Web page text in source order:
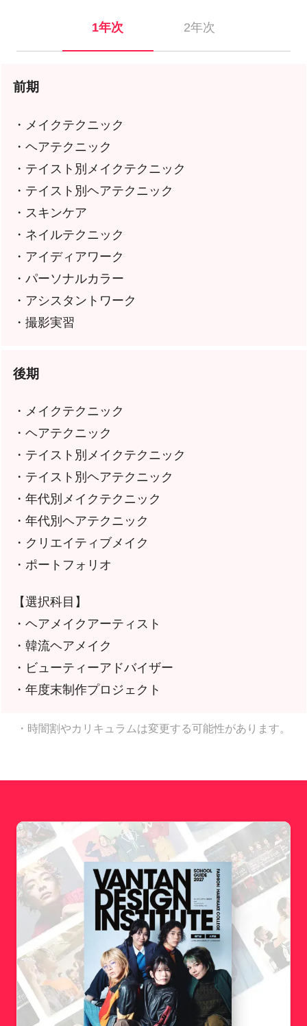
1年次 2年次
前期
・メイクテクニック
・ヘアテクニック
・テイスト別メイクテクニック
・テイスト別ヘアテクニック
・スキンケア
・ネイルテクニック
・アイディアワーク
・パーソナルカラー
・アシスタントワーク
・撮影実習
後期
・メイクテクニック
・ヘアテクニック
・テイスト別メイクテクニック
・テイスト別ヘアテクニック
・年代別メイクテクニック
・年代別ヘアテクニック
・クリエイティブメイク
・ポートフォリオ
【選択科目】
・ヘアメイクアーティスト
・韓流ヘアメイク
・ビューティーアドバイザー
・年度末制作プロジェクト
・時闇割やカリキュラムは変更する可能性があります。